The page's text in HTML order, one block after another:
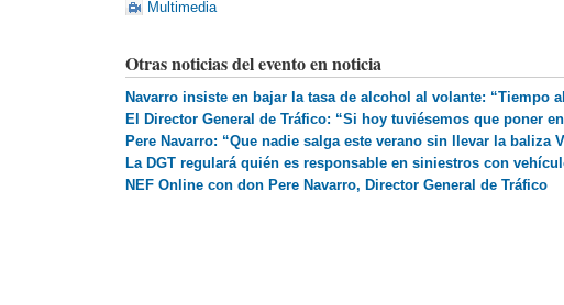
Multimedia
Otras noticias del evento en noticia
Navarro insiste en bajar la tasa de alcohol al volante: “Tiempo
El Director General de Tráfico: “Si hoy tuviésemos que poner
Pere Navarro: “Que nadie salga este verano sin llevar la baliza
La DGT regulará quién es responsable en siniestros con
NEF Online con don Pere Navarro, Director General de Tráfico